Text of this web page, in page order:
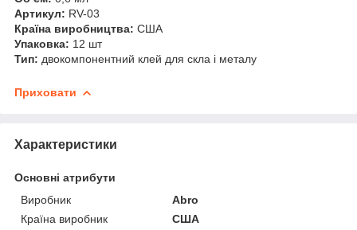
Артикул: RV-03
Країна виробництва: США
Упаковка: 12 шт
Тип: двокомпонентний клей для скла і металу
Приховати
Характеристики
Основні атрибути
Виробник
Abro
Країна виробник
США